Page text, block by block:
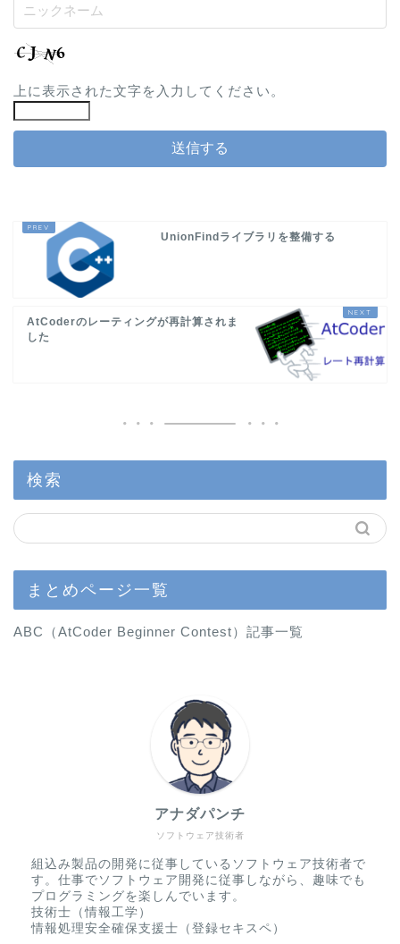
上に表示された文字を入力してください。
UnionFindライブラリを整備する
AtCoderのレーティングが再計算されま
した
検索
まとめページ一覧
ABC（AtCoder Beginner Contest）記事一覧
ソフトウェア技術者
アナダパンチ
組込み製品の開発に従事しているソフトウェア技術者で
す。仕事でソフトウェア開発に従事しながら、趣味でも
プログラミングを楽しんでいます。
技術士（情報工学）
情報処理安全確保支援士（登録セキスペ）